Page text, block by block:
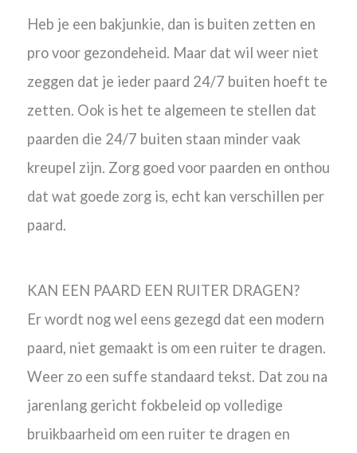
Heb je een bakjunkie, dan is buiten zetten en
pro voor gezondeheid. Maar dat wil weer niet
zeggen dat je ieder paard 24/7 buiten hoeft te
zetten. Ook is het te algemeen te stellen dat
paarden die 24/7 buiten staan minder vaak
kreupel zijn. Zorg goed voor paarden en onthou
dat wat goede zorg is, echt kan verschillen per
paard.
KAN EEN PAARD EEN RUITER DRAGEN?
Er wordt nog wel eens gezegd dat een modern
paard, niet gemaakt is om een ruiter te dragen.
Weer zo een suffe standaard tekst. Dat zou na
jarenlang gericht fokbeleid op volledige
bruikbaarheid om een ruiter te dragen en